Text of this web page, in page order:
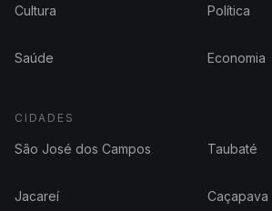
Cultura Política
Saúde Economia
CIDADES
São José dos Campos Taubaté
Jacareí Caçapava